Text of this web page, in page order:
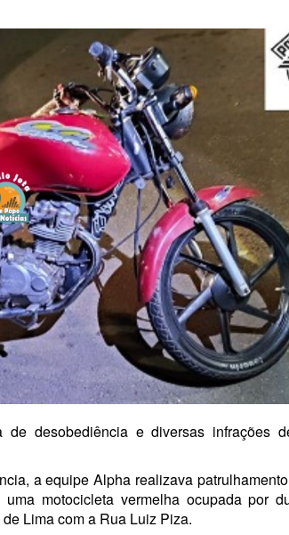
desobediência e diversas infrações
a equipe Alpha realizava
motocicleta vermelha ocupada por
Lima com a Rua Luiz Piza.